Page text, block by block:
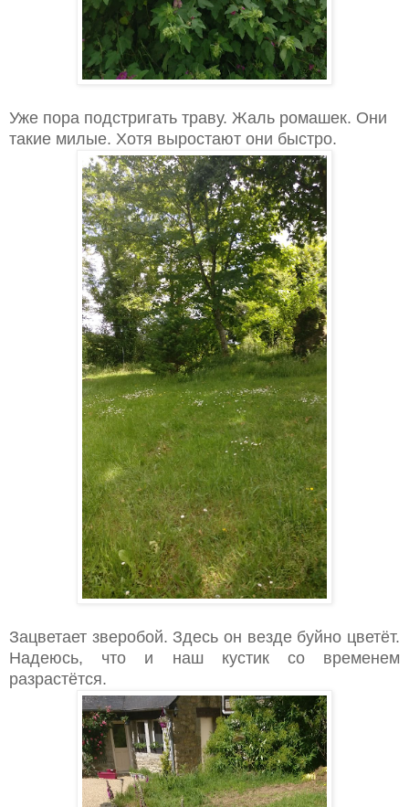
Уже пора подстригать траву. Жаль ромашек. Они
такие милые. Хотя выростают они быстро.
Зацветает зверобой. Здесь он везде буйно цветёт.
Надеюсь, что и наш кустик со временем
разрастётся.